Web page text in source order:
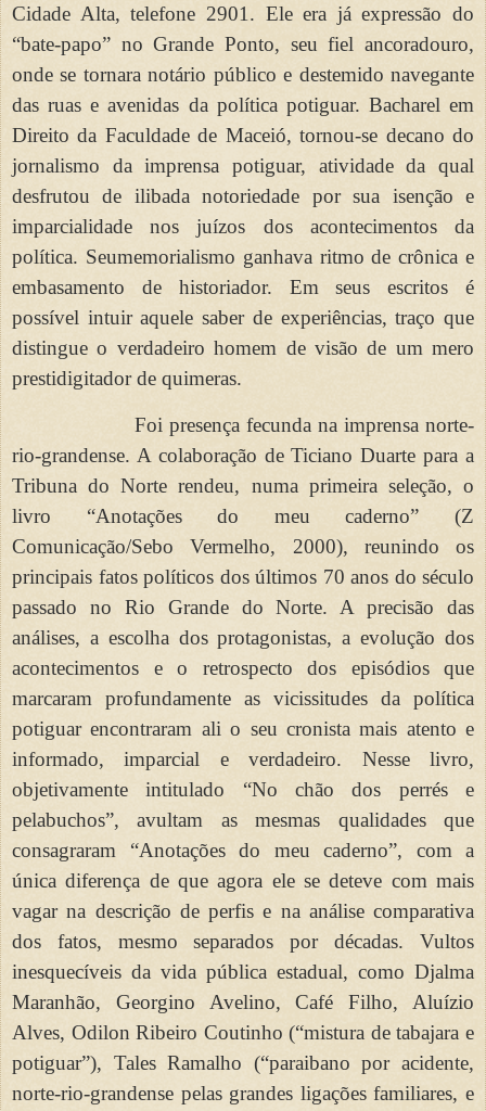
Cidade Alta, telefone 2901. Ele era já expressão do
“bate-papo” no Grande Ponto, seu fiel ancoradouro,
onde se tornara notário público e destemido navegante
das ruas e avenidas da política potiguar. Bacharel em
Direito da Faculdade de Maceió, tornou-se decano do
jornalismo da imprensa potiguar, atividade da qual
desfrutou de ilibada notoriedade por sua isenção e
imparcialidade nos juízos dos acontecimentos da
política. Seumemorialismo ganhava ritmo de crônica e
embasamento de historiador. Em seus escritos é
possível intuir aquele saber de experiências, traço que
distingue o verdadeiro homem de visão de um mero
prestidigitador de quimeras.
Foi presença fecunda na imprensa norte-
rio-grandense. A colaboração de Ticiano Duarte para a
Tribuna do Norte rendeu, numa primeira seleção, o
livro “Anotações do meu caderno” (Z
Comunicação/Sebo Vermelho, 2000), reunindo os
principais fatos políticos dos últimos 70 anos do século
passado no Rio Grande do Norte. A precisão das
análises, a escolha dos protagonistas, a evolução dos
acontecimentos e o retrospecto dos episódios que
marcaram profundamente as vicissitudes da política
potiguar encontraram ali o seu cronista mais atento e
informado, imparcial e verdadeiro. Nesse livro,
objetivamente intitulado “No chão dos perrés e
pelabuchos”, avultam as mesmas qualidades que
consagraram “Anotações do meu caderno”, com a
única diferença de que agora ele se deteve com mais
vagar na descrição de perfis e na análise comparativa
dos fatos, mesmo separados por décadas. Vultos
inesquecíveis da vida pública estadual, como Djalma
Maranhão, Georgino Avelino, Café Filho, Aluízio
Alves, Odilon Ribeiro Coutinho (“mistura de tabajara e
potiguar”), Tales Ramalho (“paraibano por acidente,
norte-rio-grandense pelas grandes ligações familiares, e